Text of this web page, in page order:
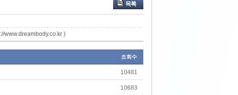
목록
www.dreambody.co.kr )
조회수
10481
10683